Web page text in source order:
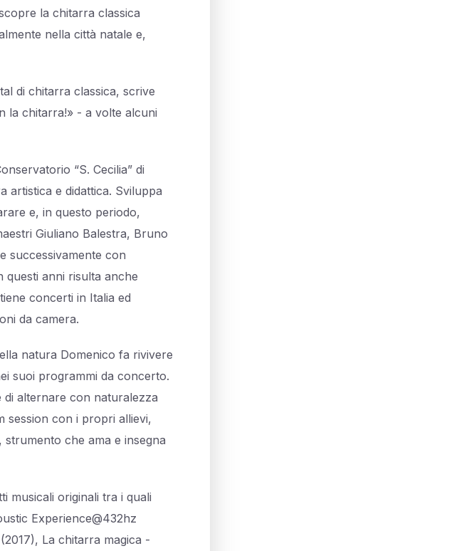
la chitarra classica
nella città natale e,
di chitarra classica, scrive
la chitarra!» - a volte alcuni
“S. Cecilia” di
artistica e didattica. Sviluppa
e, in questo periodo,
Giuliano Balestra, Bruno
successivamente con
questi anni risulta anche
concerti in Italia ed
da camera.
natura Domenico fa rivivere
suoi programmi da concerto.
di alternare con naturalezza
session con i propri allievi,
che ama e insegna
musicali originali tra i quali
Experience@432hz
La chitarra magica -